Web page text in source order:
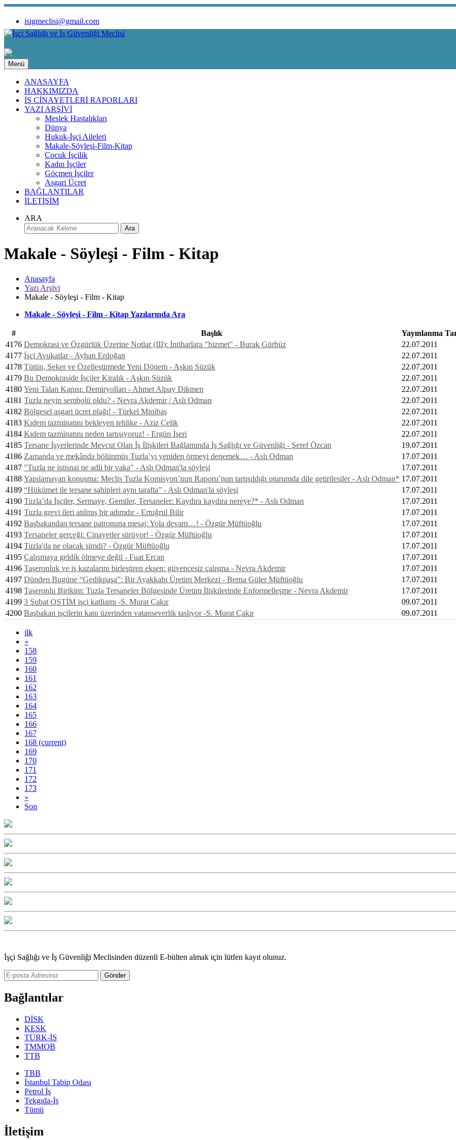
isigmeclisi@gmail.com
Menü
ANASAYFA
HAKKIMIZDA
İŞ CİNAYETLERİ RAPORLARI
YAZI ARŞİVİ
Meslek Hastalıkları
Dünya
Hukuk-İşçi Aileleri
Makale-Söyleşi-Film-Kitap
Çocuk İşçilik
Kadın İşçiler
Göçmen İşçiler
Asgari Ücret
BAĞLANTILAR
İLETİŞİM
ARA
Ara
Makale - Söyleşi - Film - Kitap
Anasayfa
Yazı Arşivi
Makale - Söyleşi - Film - Kitap
Makale - Söyleşi - Film - Kitap Yazılarında Ara
# Başlık
Yayınlanma
4176 Demokrasi ve Özgürlük Üzerine Notlar (III): İntiharlara "hizmet" - Burak Gürbüz
22.07.2011
4177 İşçi Avukatlar - Ayhan Erdoğan
22.07.2011
4178 Tütün, Şeker ve Özelleştirmede Yeni Dönem - Aşkın Süzük
22.07.2011
4179 Bu Demokraside İşçiler Kiralık - Aşkın Süzük
22.07.2011
4180 Yeni Talan Kapısı: Demiryolları - Ahmet Alpay Dikmen
22.07.2011
4181 Tuzla neyin sembolü oldu? - Nevra Akdemir / Aslı Odman
22.07.2011
4182 Bölgesel asgari ücret plağı! - Türkel Minibaş
22.07.2011
4183 Kıdem tazminatını bekleyen tehlike - Aziz Çelik
22.07.2011
4184 Kıdem tazminatını neden tartışıyoruz! - Ergün İşeri
22.07.2011
4185 Tersane İşyerlerinde Mevcut Olan İş İlişkileri Bağlamında İş Sağlığı ve Güvenliği - Şeref Özcan
19.07.2011
4186 Zamanda ve mekânda bölünmüş Tuzla’yı yeniden örmeyi denemek… - Aslı Odman
17.07.2011
4187 "Tuzla ne istisnai ne adli bir vaka" - Aslı Odman'la söyleşi
17.07.2011
4188 Yapılamayan konuşma: Meclis Tuzla Komisyon’nun Raporu’nun tartışıldığı oturumda dile getirilesiler - Aslı Odman* 17.07.2011
4189 “Hükümet ile tersane sahipleri aynı tarafta” - Aslı Odman'la söyleşi
17.07.2011
4190 Tuzla’da İşçiler, Sermaye, Gemiler, Tersaneler: Kaydıra kaydıra nereye?* - Aslı Odman
17.07.2011
4191 Tuzla grevi ileri atılmış bir adımdır - Ertuğrul Bilir
17.07.2011
4192 Başbakandan tersane patronuna mesaj: Yola devam…! - Özgür Müftüoğlu
17.07.2011
4193 Tersaneler gerçeği: Cinayetler sürüyor! - Özgür Müftüoğlu
17.07.2011
4194 Tuzla'da ne olacak şimdi? - Özgür Müftüoğlu
17.07.2011
4195 Çalışmaya geldik ölmeye değil - Fuat Ercan
17.07.2011
4196 Taşeronluk ve iş kazalarını birleştiren eksen: güvencesiz çalışma - Nevra Akdemir
17.07.2011
4197 Dünden Bugüne “Gedikpaşa”: Bir Ayakkabı Üretim Merkezi - Berna Güler Müftüoğlu
17.07.2011
4198 Taşeronlu Birikim: Tuzla Tersaneler Bölgesinde Üretim İlişkilerinde Enformelleşme - Nevra Akdemir
17.07.2011
4199 3 Şubat OSTİM işçi katliamı -S. Murat Çakır
09.07.2011
4200 Başbakan işçilerin kanı üzerinden vatanseverlik taslıyor -S. Murat Çakır 09.07.2011
ilk
«
158
159
160
161
162
163
164
165
166
167
168 (current)
169
170
171
172
173
»
Son
İşçi Sağlığı ve İş Güvenliği Meclisinden düzenli E-bülten almak için lütfen kayıt olunuz.
Gönder
Bağlantılar
DİSK
KESK
TÜRK-İŞ
TMMOB
TTB
TBB
İstanbul Tabip Odası
Petrol İş
Tekgıda-İş
Tümü
İletişim